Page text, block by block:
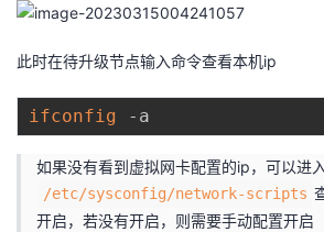
发
学
Programs
的
持
我
此时在待升级节点输入命令查看本机ip
ifconfig
如果没有看到虚拟网卡配置的ip，可以进入
/etc/sysconfig/network-scripts
开启，若没有开启，则需要手动配置开启